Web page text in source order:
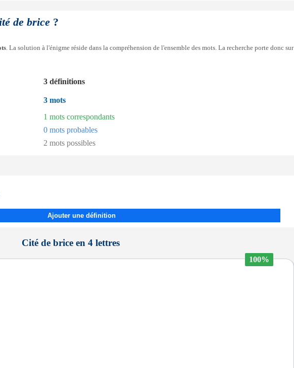
de brice ?
. La solution à l'énigme réside dans la compréhension de l'ensemble des mots. La recherche porte donc sur
3 définitions
3 mots
1 mots correspondants
0 mots probables
2 mots possibles
Ajouter une définition
Cité de brice en 4 lettres
100%